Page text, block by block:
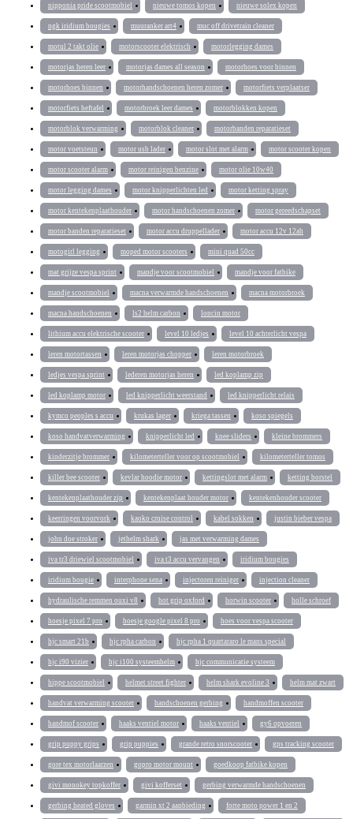
nipponia pride scootmobiel nieuwe tomos kopen nieuwe solex kopen
ngk iridium bougies muuranker art4 muc off drivetrain cleaner
motul 2 takt olie motorscooter elektrisch motorlegging dames
motorjas heren leer motorjas dames all season motorhoes voor binnen
motorhoes binnen motorhandschoenen heren zomer motorfiets verplaatser
motorfiets heftafel motorbroek leer dames motorblokken kopen
motorblok verwarming motorblok cleaner motorbanden reparatieset
motor voetsteun motor usb lader motor slot met alarm motor scooter kopen
motor scooter alarm motor reinigen benzine motor olie 10w40
motor legging dames motor knipperlichten led motor ketting spray
motor kentekenplaathouder motor handschoenen zomer motor gereedschapset
motor banden reparatieset motor accu druppellader motor accu 12v 12ah
motogirl legging moped motor scooters mini quad 50cc
mat grijze vespa sprint mandje voor scootmobiel mandje voor fatbike
mandje scootmobiel macna verwarmde handschoenen macna motorbroek
macna handschoenen ls2 helm carbon loncin motor
lithium accu elektrische scooter level 10 ledjes level 10 achterlicht vespa
leren motortassen leren motorjas chopper leren motorbroek
ledjes vespa sprint lederen motorjas heren led koplamp zip
led koplamp motor led knipperlicht weerstand led knipperlicht relais
kymco peoples s accu krukas lager kriega tassen koso spiegels
koso handvatverwarming knipperlicht led knee sliders kleine brommers
kinderzitje brommer kilometerteller voor op scootmobiel kilometerteller tomos
killer bee scooter kevlar hoodie motor kettingslot met alarm ketting borstel
kentekenplaathouder zip kentekenplaat houder motor kentekenhouder scooter
keerringen voorvork kaoko cruise control kabel sokken justin bieber vespa
john doe stroker jethelm shark jas met verwarming dames
iva tr3 driewiel scootmobiel iva t3 accu vervangen iridium bougies
iridium bougie interphone sena injectoren reiniger injection cleaner
hydraulische remmen ouxi v8 hot grip oxford horwin scooter holle schroef
hoesje pixel 7 pro hoesje google pixel 8 pro hoes voor vespa scooter
hjc smart 21b hjc rpha carbon hjc rpha 1 quartararo le mans special
hjc i90 vizier hjc i100 systeemhelm hjc communicatie systeem
hippe scootmobiel helmet street fighter helm shark evoline 3 helm mat zwart
handvat verwarming scooter handschoenen gerbing handmoffen scooter
handmof scooter haaks ventiel motor haaks ventiel gy6 opvoeren
grip puppy grips grip puppies grande retro snorscooter gps tracking scooter
gore tex motorlaarzen gopro motor mount goedkoop fatbike kopen
givi monokey topkoffer givi kofferset gerbing verwarmde handschoenen
gerbing heated gloves garmin xt 2 aanbieding forte moto power 1 en 2